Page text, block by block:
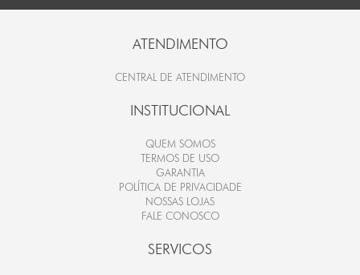
ATENDIMENTO
CENTRAL DE ATENDIMENTO
INSTITUCIONAL
QUEM SOMOS
TERMOS DE USO
GARANTIA
POLÍTICA DE PRIVACIDADE
NOSSAS LOJAS
FALE CONOSCO
SERVICOS